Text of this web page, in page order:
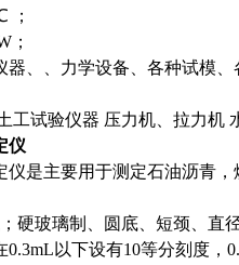
；
；
器、、力学设备、各种试模
工试验仪器 压力机、拉力
仪
仪是主要用于测定石油沥青，
；硬玻璃制、圆底、短颈、直
0.3mL以下设有10等分刻度，